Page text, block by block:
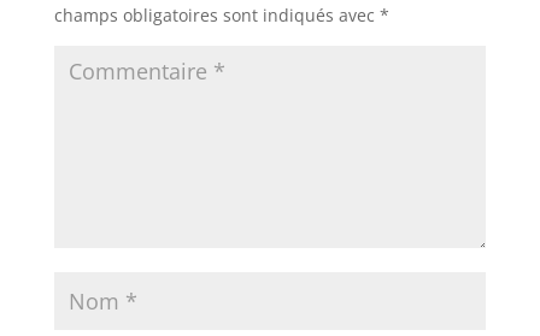
champs obligatoires sont indiqués avec *